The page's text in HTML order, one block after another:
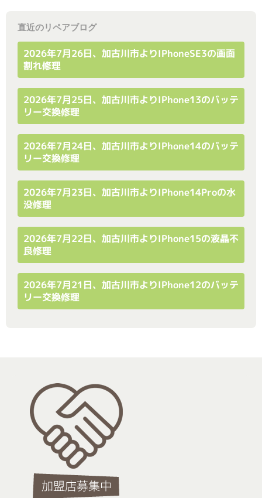
直近のリペアブログ
2026年7月26日、加古川市よりiPhoneSE3の画面
割れ修理
2026年7月25日、加古川市よりiPhone13のバッテ
リー交換修理
2026年7月24日、加古川市よりiPhone14のバッテ
リー交換修理
2026年7月23日、加古川市よりiPhone14Proの水
没修理
2026年7月22日、加古川市よりiPhone15の液晶不
良修理
2026年7月21日、加古川市よりiPhone12のバッテ
リー交換修理